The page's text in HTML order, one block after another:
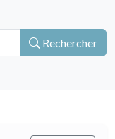
Rechercher